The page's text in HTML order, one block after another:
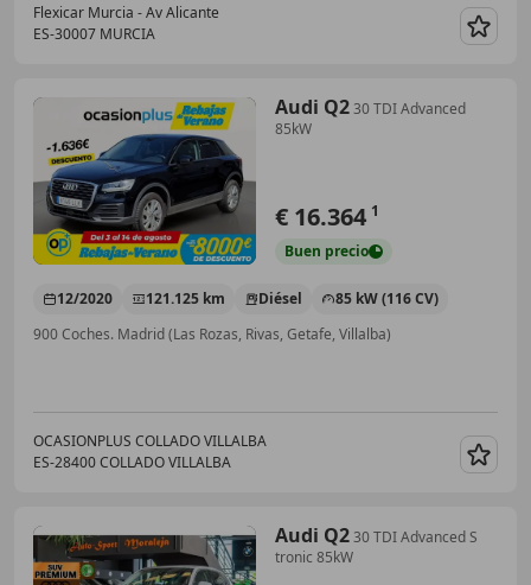
Flexicar Murcia - Av Alicante
ES-30007 MURCIA
Audi Q230 TDI Advanced
85kW
€ 16.364 1
Buen precio
12/2020 121.125 km Diésel
85 kW (116 CV)
900 Coches. Madrid (Las Rozas, Rivas, Getafe, Villalba)
OCASIONPLUS COLLADO VILLALBA
ES-28400 COLLADO VILLALBA
Audi Q230 TDI Advanced S
tronic 85kW